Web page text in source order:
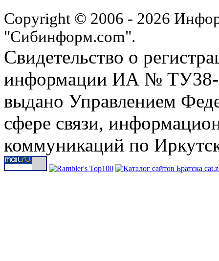
Copyright © 2006 - 2026
"Сибинформ.com".
Свидетельство о
информации ИА № ТУ38-
выдано Управлением
сфере связи,
коммуникаций по